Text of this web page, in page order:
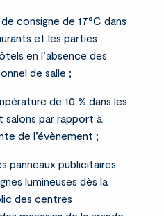
consigne de 17°C dans
et les parties
en l’absence des
de salle ;
de 10 % dans les
salons par rapport à
de l’évènement ;
panneaux publicitaires
lumineuses dès la
des centres